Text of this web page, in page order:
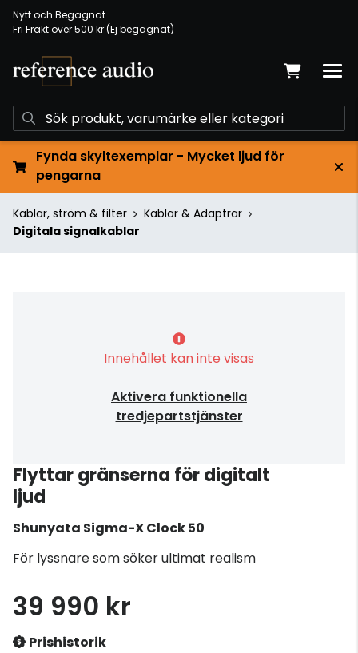
Nytt och Begagnat
Fri Frakt över 500 kr (Ej begagnat)
Fynda skyltexemplar - Mycket ljud för
pengarna
Kablar, ström & filter
Kablar & Adaptrar
Digitala signalkablar
Innehållet kan inte visas
Aktivera funktionella
tredjepartstjänster
Flyttar gränserna för digitalt
ljud
Shunyata Sigma-X Clock 50
För lyssnare som söker ultimat realism
39 990 kr
Prishistorik